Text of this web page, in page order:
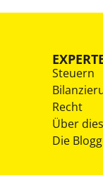
Steuern
Recht
Über
Die